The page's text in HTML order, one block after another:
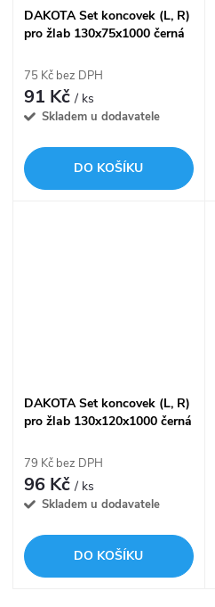
DAKOTA Set koncovek (L, R)
pro žlab 130x75x1000 černá
75 Kč bez DPH
91 Kč/ ks
Skladem u dodavatele
DO KOŠÍKU
DAKOTA Set koncovek (L, R)
pro žlab 130x120x1000 černá
79 Kč bez DPH
96 Kč/ ks
Skladem u dodavatele
DO KOŠÍKU